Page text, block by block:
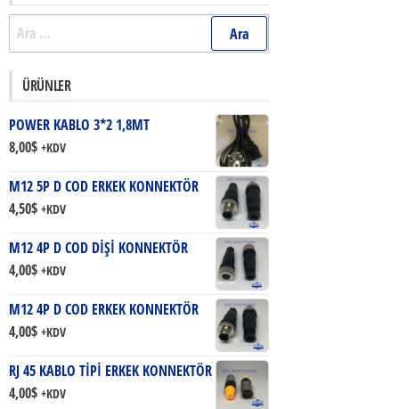
Arama:
ÜRÜNLER
POWER KABLO 3*2 1,8MT
8,00$ +KDV
M12 5P D COD ERKEK KONNEKTÖR
4,50$ +KDV
M12 4P D COD DİŞİ KONNEKTÖR
4,00$ +KDV
M12 4P D COD ERKEK KONNEKTÖR
4,00$ +KDV
RJ 45 KABLO TİPİ ERKEK KONNEKTÖR
4,00$ +KDV